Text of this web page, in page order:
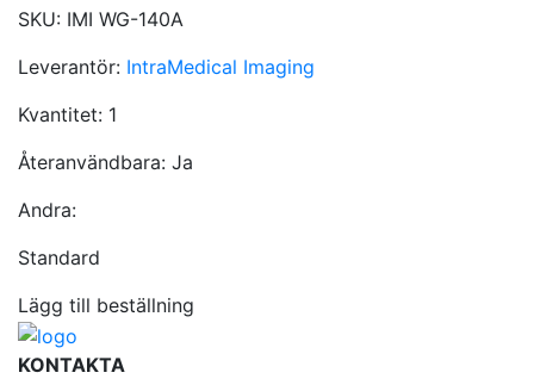
SKU: IMI WG-140A
Leverantör: IntraMedical Imaging
Kvantitet: 1
Återanvändbara: Ja
Andra:
Standard
Lägg till beställning
KONTAKTA